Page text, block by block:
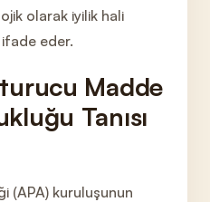
olarak iyilik hali
ifade eder.
Madde
Tanısı
(APA) kuruluşunun